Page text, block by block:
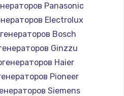
Panasonic
Electrolux
Bosch
Ginzzu
Haier
Pioneer
Siemens